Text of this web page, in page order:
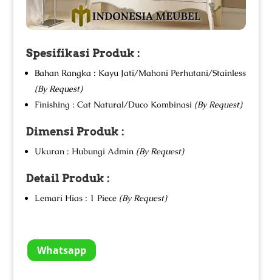
Spesifikasi Produk :
Bahan Rangka : Kayu Jati/Mahoni Perhutani/Stainless
(By Request)
Finishing : Cat Natural/Duco Kombinasi (By Request)
Dimensi Produk :
Ukuran : Hubungi Admin (By Request)
Detail Produk :
Lemari Hias : 1 Piece (By Request)
Whatsapp